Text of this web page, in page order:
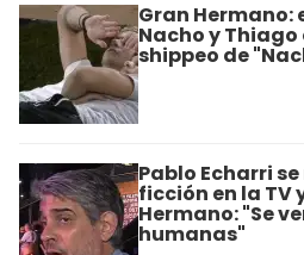
Gran Hermano:
Nacho y
shippeo de
Pablo Echarri
ficción en la TV
Hermano: "Se
humanas"